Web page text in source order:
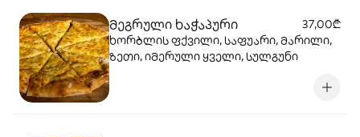
მეგრული ხაჭაპური
37,00₾
ხორბლის ფქვილი, საფუარი, მარილი,
ზეთი, იმერული ყველი, სულგუნი